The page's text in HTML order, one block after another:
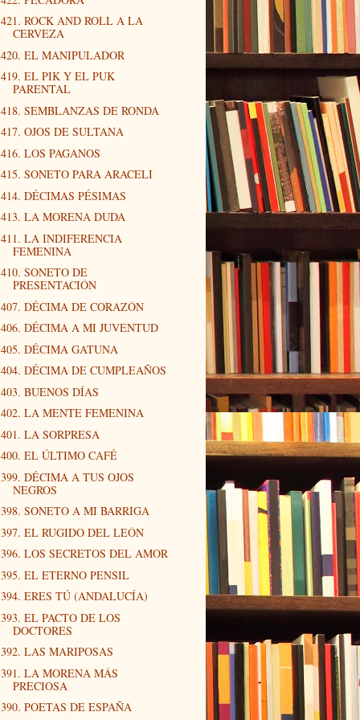
421. ROCK AND ROLL A LA
CERVEZA
420. EL MANIPULADOR
419. EL PIK Y EL PUK
PARENTAL
418. SEMBLANZAS DE RONDA
417. OJOS DE SULTANA
416. LOS PAGANOS
415. SONETO PARA ARACELI
414. DÉCIMAS PÉSIMAS
413. LA MORENA DUDA
411. LA INDIFERENCIA
FEMENINA
410. SONETO DE
PRESENTACIÓN
407. DÉCIMA DE CORAZÓN
406. DÉCIMA A MI JUVENTUD
405. DÉCIMA GATUNA
404. DÉCIMA DE CUMPLEAÑOS
403. BUENOS DÍAS
402. LA MENTE FEMENINA
401. LA SORPRESA
400. EL ÚLTIMO CAFÉ
399. DÉCIMA A TUS OJOS
NEGROS
398. SONETO A MI BARRIGA
397. EL RUGIDO DEL LEÓN
396. LOS SECRETOS DEL AMOR
395. EL ETERNO PENSIL
394. ERES TÚ (ANDALUCÍA)
393. EL PACTO DE LOS
DOCTORES
392. LAS MARIPOSAS
391. LA MORENA MÁS
PRECIOSA
390. POETAS DE ESPAÑA